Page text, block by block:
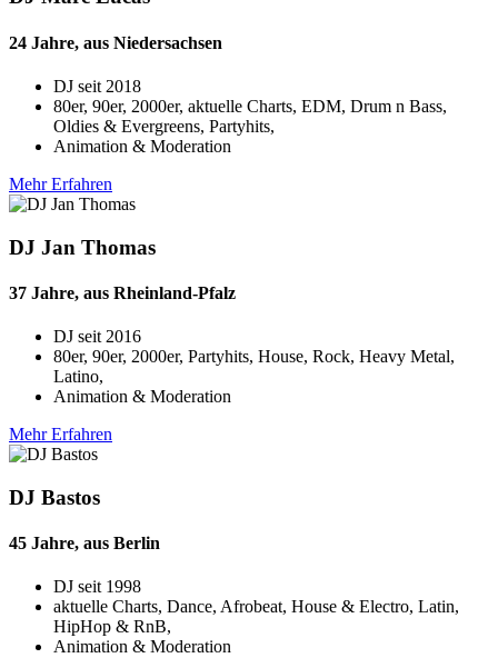
24 Jahre, aus Niedersachsen
DJ seit 2018
80er, 90er, 2000er, aktuelle Charts, EDM, Drum n Bass,
Oldies & Evergreens, Partyhits,
Animation & Moderation
Mehr Erfahren
DJ Jan Thomas
37 Jahre, aus Rheinland-Pfalz
DJ seit 2016
80er, 90er, 2000er, Partyhits, House, Rock, Heavy Metal,
Latino,
Animation & Moderation
Mehr Erfahren
DJ Bastos
45 Jahre, aus Berlin
DJ seit 1998
aktuelle Charts, Dance, Afrobeat, House & Electro, Latin,
HipHop & RnB,
Animation & Moderation